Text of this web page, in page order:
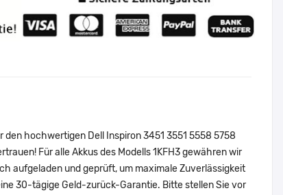
hochwertigen Dell Inspiron 3451 3551 5558 5758
Für alle Akkus des Modells 1KFH3 gewähren wir
aufgeladen und geprüft, um maximale Zuverlässigkeit
30-tägige Geld-zurück-Garantie. Bitte stellen Sie vor